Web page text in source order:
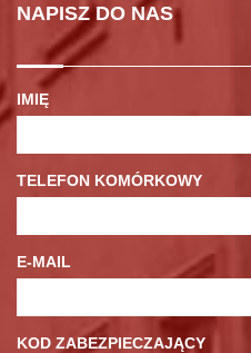
NAPISZ DO NAS
IMIĘ
TELEFON KOMÓRKOWY
E-MAIL
KOD ZABEZPIECZAJĄCY